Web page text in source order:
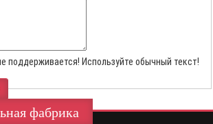
поддерживается! Используйте обычный текст!
фабрика